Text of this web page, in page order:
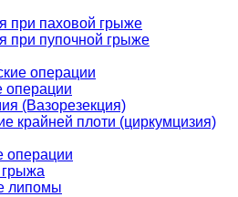
при паховой грыже
при пупочной грыже
операции
операции
(Вазорезекция)
крайней плоти (циркумцизия)
операции
липомы